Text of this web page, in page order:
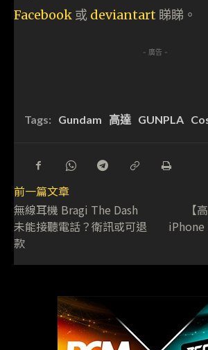
Facebook 或 deviantart 睇睇。
- 廣告 -
Tags: Gundam 高達 GUNPLA
前一篇文章
無線耳機 Bragi The Dash
未能接聽電話？衛訊或可退
款
【
iPhone